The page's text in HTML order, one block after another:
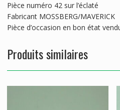
Pièce numéro 42 sur l’éclaté
Fabricant MOSSBERG/MAVERICK
Pièce d’occasion en bon état
Produits similaires